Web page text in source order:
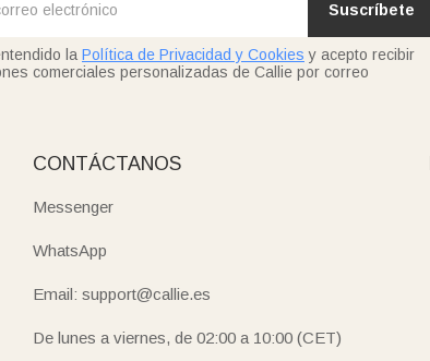
Suscríbete
la Política de Privacidad y Cookies y acepto recibir
comerciales personalizadas de Callie por correo
CONTÁCTANOS
Messenger
WhatsApp
Email: support@callie.es
De lunes a viernes, de 02:00 a 10:00 (CET)